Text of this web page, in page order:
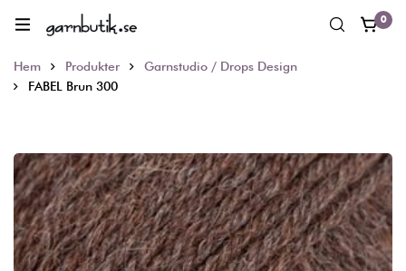
0
Hem Produkter
Garnstudio / Drops Design
FABEL Brun 300